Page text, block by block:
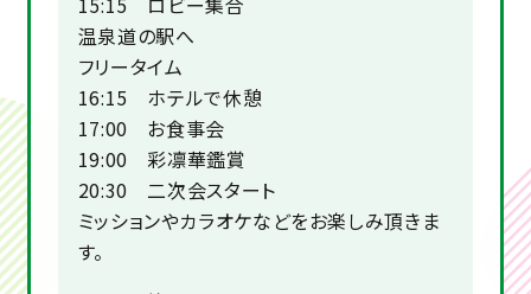
温泉道の駅へ
フリータイム
16:15 ホテルで休憩
17:00 お食事会
19:00 彩凛華鑑賞
20:30 二次会スタート
ミッションやカラオケなどをお楽しみ頂きま
す。